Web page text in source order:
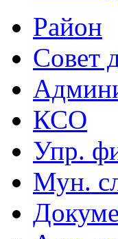
Район
Совет
КСО
Упр.
Мун.